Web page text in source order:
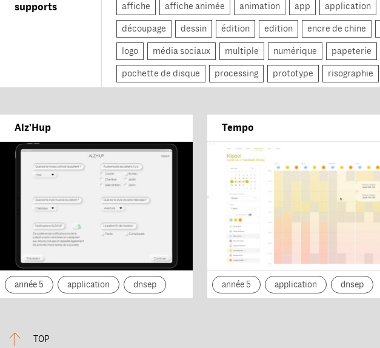
supports affiche affiche animée animation app application
découpage dessin édition edition encre de chine
logo média sociaux multiple numérique papeterie
pochette de disque processing prototype risographie
Alz’Hup
année 5 application dnsep
Tempo
année 5 application dnsep
TOP